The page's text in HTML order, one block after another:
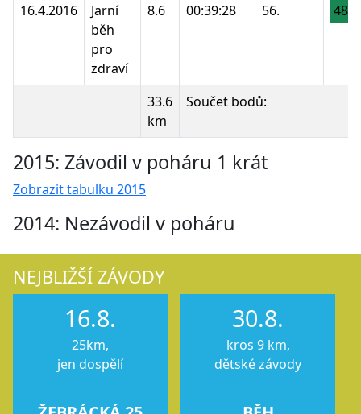
16.4.2016
Jarní
běh
pro
zdraví
8.6 00:39:28 56. 48
33.6
km
Součet bodů:
2015: Závodil v poháru 1 krát
Zobrazit tabulku 2015
2014: Nezávodil v poháru
NEJBLIŽŠÍ ZÁVODY
16.8.
25km,
jen dospělí
30.8.
kros 9 km,
dětské závody